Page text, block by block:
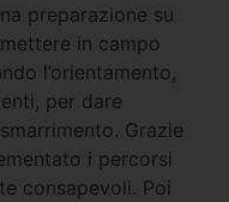
preparazione su
in campo
l’orientamento,
per dare
Grazie
i percorsi
consapevoli. Poi